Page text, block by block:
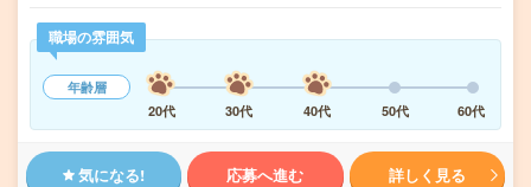
職場の雰囲気
年齢層
20代
30代 40代 50代 60代
気になる! 応募へ進む 詳しく見る